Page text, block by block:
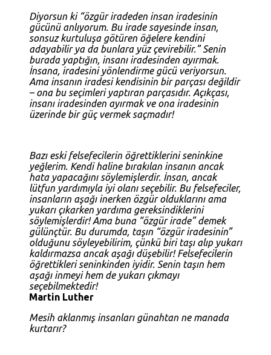
Diyorsun ki “özgür iradeden insan iradesinin
gücünü anlıyorum. Bu irade sayesinde insan,
sonsuz kurtuluşa götüren öğelere kendini
adayabilir ya da bunlara yüz çevirebilir.” Senin
burada yaptığın, insanı iradesinden ayırmak.
İnsana, iradesini yönlendirme gücü veriyorsun.
Ama insanın iradesi kendisinin bir parçası değildir
– ona bu seçimleri yaptıran parçasıdır. Açıkçası,
insanı iradesinden ayırmak ve ona iradesinin
üzerinde bir güç vermek saçmadır!
Bazı eski felsefecilerin öğrettiklerini seninkine
yeğlerim. Kendi haline bırakılan insanın ancak
hata yapacağını söylemişlerdir. İnsan, ancak
lütfun yardımıyla iyi olanı seçebilir. Bu felsefeciler,
insanların aşağı inerken özgür olduklarını ama
yukarı çıkarken yardıma gereksindiklerini
söylemişlerdir! Ama buna “özgür irade” demek
gülünçtür. Bu durumda, taşın “özgür iradesinin”
olduğunu söyleyebilirim, çünkü biri taşı alıp yukarı
kaldırmazsa ancak aşağı düşebilir! Felsefecilerin
öğrettikleri seninkinden iyidir. Senin taşın hem
aşağı inmeyi hem de yukarı çıkmayı
seçebilmektedir!
Martin Luther
Mesih aklanmış insanları günahtan ne manada
kurtarır?